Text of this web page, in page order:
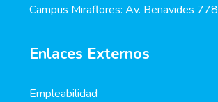
Campus Miraflores: Av. Benavides 778
Enlaces Externos
Empleabilidad